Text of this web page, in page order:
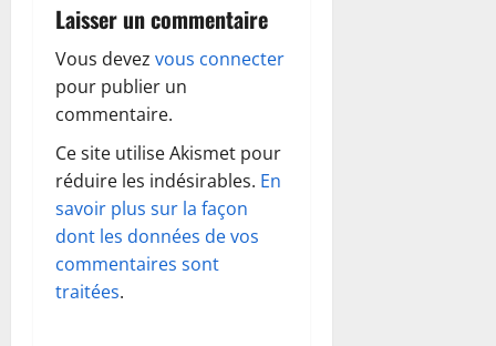
t
i
o
n
d
’
a
Laisser un commentaire
Vous devez vous connecter
pour publier un
commentaire.
Ce site utilise Akismet pour
réduire les indésirables. En
savoir plus sur la façon
dont les données de vos
commentaires sont
traitées.